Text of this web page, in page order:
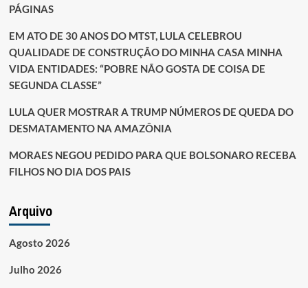
PÁGINAS
EM ATO DE 30 ANOS DO MTST, LULA CELEBROU
QUALIDADE DE CONSTRUÇÃO DO MINHA CASA MINHA
VIDA ENTIDADES: “POBRE NÃO GOSTA DE COISA DE
SEGUNDA CLASSE”
LULA QUER MOSTRAR A TRUMP NÚMEROS DE QUEDA DO
DESMATAMENTO NA AMAZÔNIA
MORAES NEGOU PEDIDO PARA QUE BOLSONARO RECEBA
FILHOS NO DIA DOS PAIS
Arquivo
Agosto 2026
Julho 2026